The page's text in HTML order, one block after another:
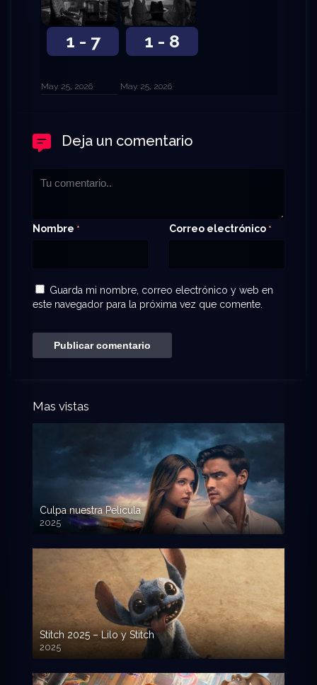
1 - 7
May. 25, 2026
1 - 8
May. 25, 2026
Deja un comentario
Nombre * Correo electrónico *
Guarda mi nombre, correo electrónico y web en
este navegador para la próxima vez que comente.
Mas vistas
Culpa nuestra Pelicula
2025
720p HD
Stitch 2025 – Lilo y Stitch
2025
720p HD